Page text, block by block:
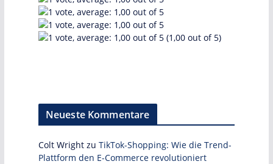
(1,00 out of 5)
Neueste Kommentare
Colt Wrightzu TikTok-Shopping: Wie die Trend-
Plattform den E-Commerce revolutioniert